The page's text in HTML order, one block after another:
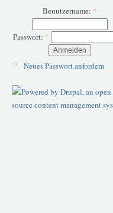
Benutzername: *
Passwort: *
Neues Passwort anfordern